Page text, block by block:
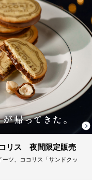
リス 夜間限定販売
ツ、ココリス「サンドクッ